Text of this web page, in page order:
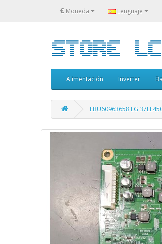
€ Moneda Lenguaje
Alimentación Inverter
EBU60963658 LG